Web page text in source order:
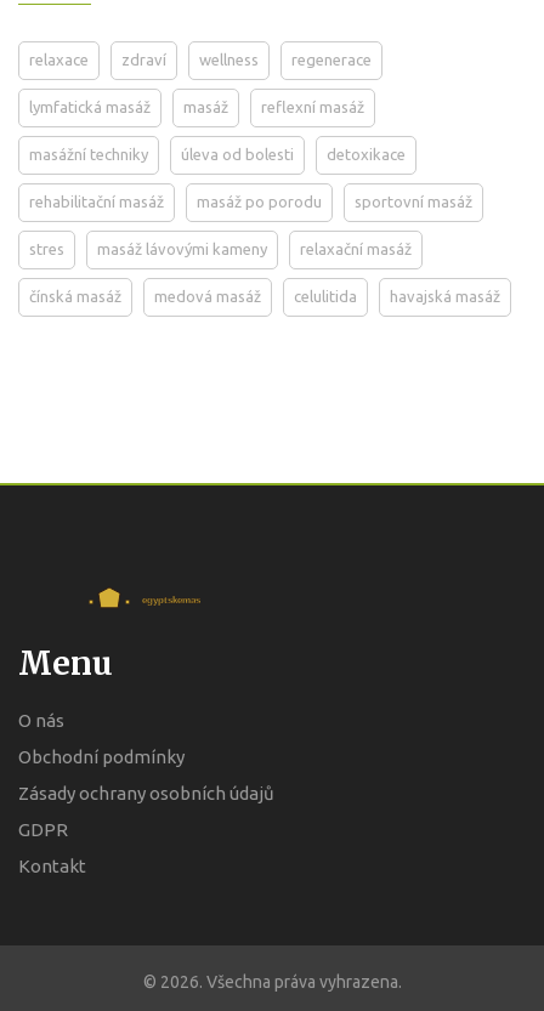
relaxace zdraví wellness regenerace
lymfatická masáž masáž reflexní masáž
masážní techniky úleva od bolesti detoxikace
rehabilitační masáž masáž po porodu sportovní masáž
stres masáž lávovými kameny relaxační masáž
čínská masáž medová masáž celulitida havajská masáž
Menu
O nás
Obchodní podmínky
Zásady ochrany osobních údajů
GDPR
Kontakt
© 2026. Všechna práva vyhrazena.